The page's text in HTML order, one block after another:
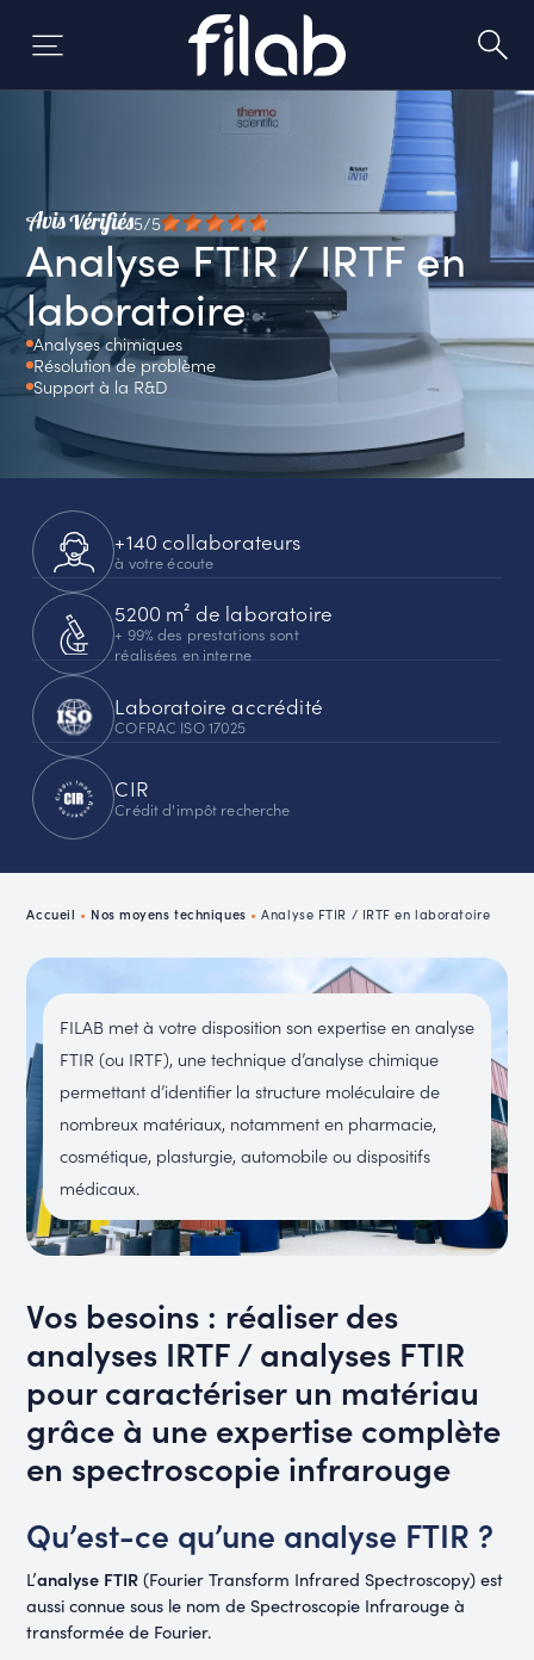
5/5
Analyse FTIR / IRTF en
laboratoire
Analyses chimiques
Résolution de problème
Support à la R&D
+140 collaborateurs
à votre écoute
5200 m² de laboratoire
+ 99% des prestations sont
réalisées en interne
Laboratoire accrédité
COFRAC ISO 17025
CIR
Crédit d'impôt recherche
Accueil • Nos moyens techniques •Analyse FTIR / IRTF en laboratoire
FILAB met à votre disposition son expertise en analyse
FTIR (ou IRTF), une technique d’analyse chimique
permettant d’identifier la structure moléculaire de
nombreux matériaux, notamment en pharmacie,
cosmétique, plasturgie, automobile ou dispositifs
médicaux.
Vos besoins : réaliser des
analyses IRTF / analyses FTIR
pour caractériser un matériau
grâce à une expertise complète
en spectroscopie infrarouge
Qu’est-ce qu’une analyse FTIR ?
L’analyse FTIR (Fourier Transform Infrared Spectroscopy) est
aussi connue sous le nom de Spectroscopie Infrarouge à
transformée de Fourier.